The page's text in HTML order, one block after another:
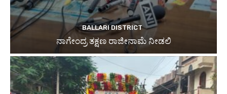
BALLARI DISTRICT
ನಾಗೇಂದ್ರ ತಕ್ಷಣ ರಾಜೀನಾಮೆ ನೀಡಲಿ